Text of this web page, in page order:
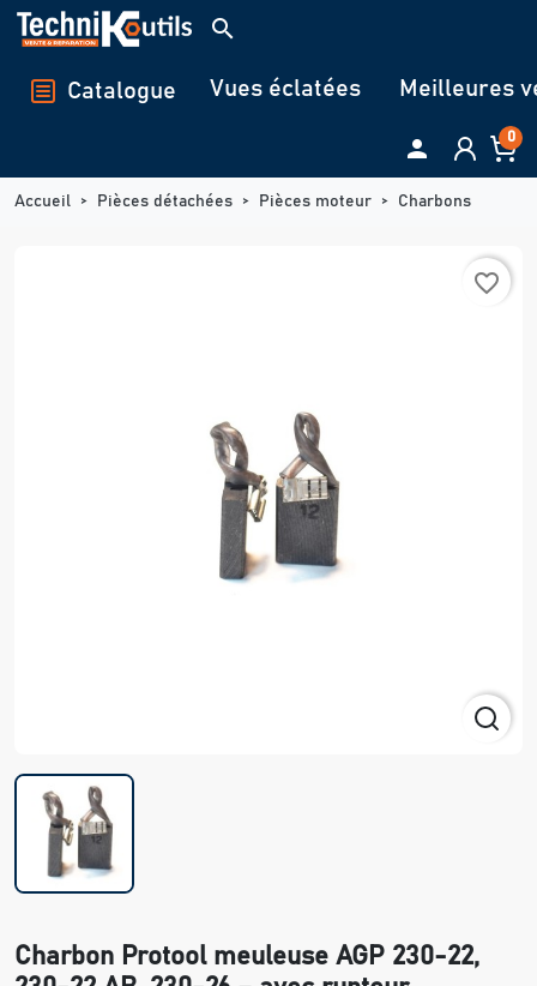
Panneau de gestion des cookies
search
Catalogue Vues éclatées Meilleures
 0
Accueil Pièces détachées Pièces moteur Charbons
favorite_border
Charbon Protool meuleuse AGP 230-22,